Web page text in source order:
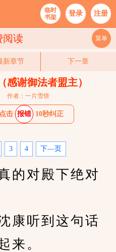
临时
书架
登录 注册
阅读 菜单
新章节 下一章
感谢御法者盟主）
作者：一片雪饼
击 报错 10秒纠正
3 4 下—页
对殿下绝对
听到这句话
来。